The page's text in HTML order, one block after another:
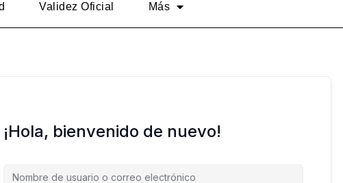
Validez Oficial Más
¡Hola, bienvenido de nuevo!